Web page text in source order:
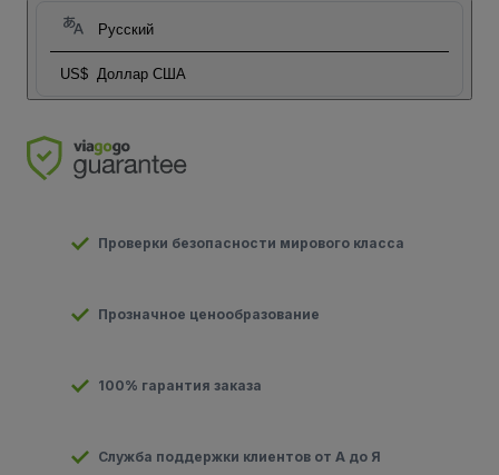
Русский
US$ Доллар США
Проверки безопасности мирового класса
Прозначное ценообразование
100% гарантия заказа
Служба поддержки клиентов от А до Я